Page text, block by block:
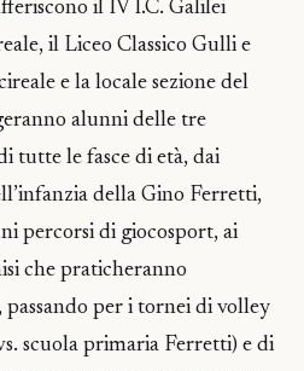
il IV I.C. Galilei
il Liceo Classico Gulli e
e la locale sezione del
alunni delle tre
tutte le fasce di età, dai
della Gino Ferretti,
percorsi di giocosport, ai
che praticheranno
per i tornei di volley
scuola primaria Ferretti) e di